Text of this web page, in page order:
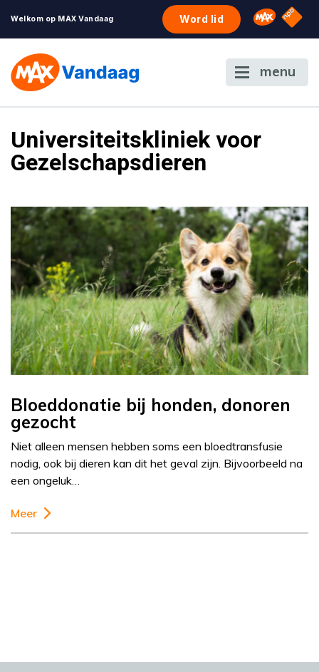
Welkom op MAX Vandaag Word lid Omroep
NPO
menu
Universiteitskliniek voor
Gezelschapsdieren
Bloeddonatie bij honden, donoren
gezocht
Niet alleen mensen hebben soms een bloedtransfusie
nodig, ook bij dieren kan dit het geval zijn. Bijvoorbeeld na
een ongeluk…
Meer